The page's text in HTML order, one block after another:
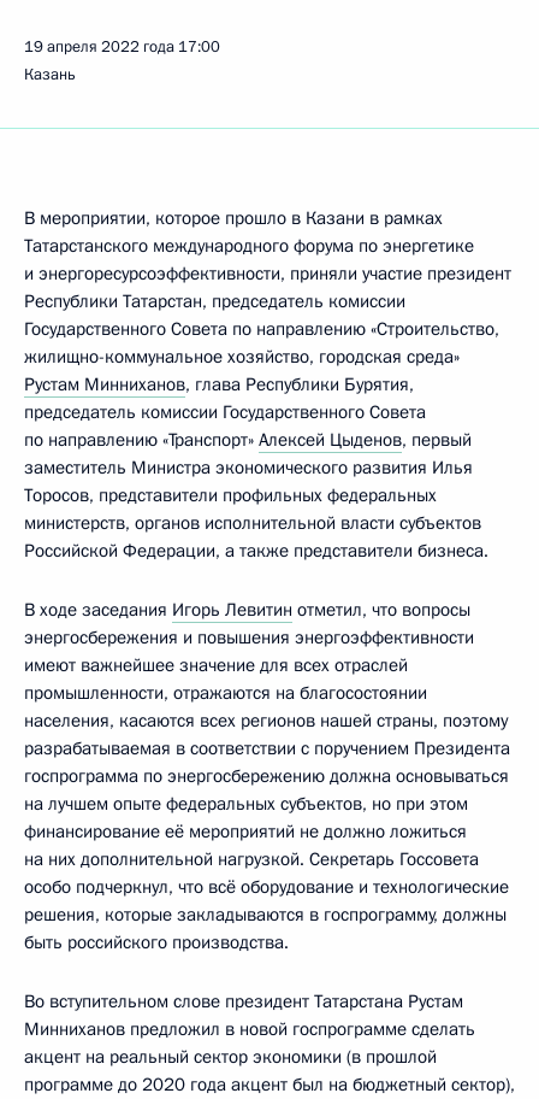
19 апреля 2022 года 17:00
Казань
В мероприятии, которое прошло в Казани в рамках
Татарстанского международного форума по энергетике
и энергоресурсоэффективности, приняли участие президент
Республики Татарстан, председатель комиссии
Государственного Совета по направлению «Строительство,
жилищно-коммунальное хозяйство, городская среда»
Рустам Минниханов, глава Республики Бурятия,
председатель комиссии Государственного Совета
по направлению «Транспорт» Алексей Цыденов, первый
заместитель Министра экономического развития Илья
Торосов, представители профильных федеральных
министерств, органов исполнительной власти субъектов
Российской Федерации, а также представители бизнеса.
В ходе заседания Игорь Левитин отметил, что вопросы
энергосбережения и повышения энергоэффективности
имеют важнейшее значение для всех отраслей
промышленности, отражаются на благосостоянии
населения, касаются всех регионов нашей страны, поэтому
разрабатываемая в соответствии с поручением Президента
госпрограмма по энергосбережению должна основываться
на лучшем опыте федеральных субъектов, но при этом
финансирование её мероприятий не должно ложиться
на них дополнительной нагрузкой. Секретарь Госсовета
особо подчеркнул, что всё оборудование и технологические
решения, которые закладываются в госпрограмму, должны
быть российского производства.
Во вступительном слове президент Татарстана Рустам
Минниханов предложил в новой госпрограмме сделать
акцент на реальный сектор экономики (в прошлой
программе до 2020 года акцент был на бюджетный сектор),